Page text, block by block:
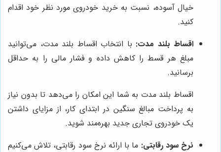
خیال آسوده، نسبت به خرید خودروی مورد نظر خود اقدام
کنید.
اقساط بلند مدت: با انتخاب اقساط بلند مدت، می‌توانید
مبلغ هر قسط را کاهش داده و فشار مالی را به حداقل
برسانید.
اقساط بلند مدت به شما این امکان را می‌دهد تا بدون نیاز
به پرداخت مبالغ سنگین در ابتدای کار، از مزایای داشتن
یک خودروی تجاری جدید بهره‌مند شوید.
نرخ سود رقابتی: ما با ارائه نرخ سود رقابتی، تلاش می‌کنیم